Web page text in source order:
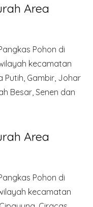
Area
Pohon di
kecamatan
Gambir, Johar
Besar, Senen dan
Area
Pohon di
kecamatan